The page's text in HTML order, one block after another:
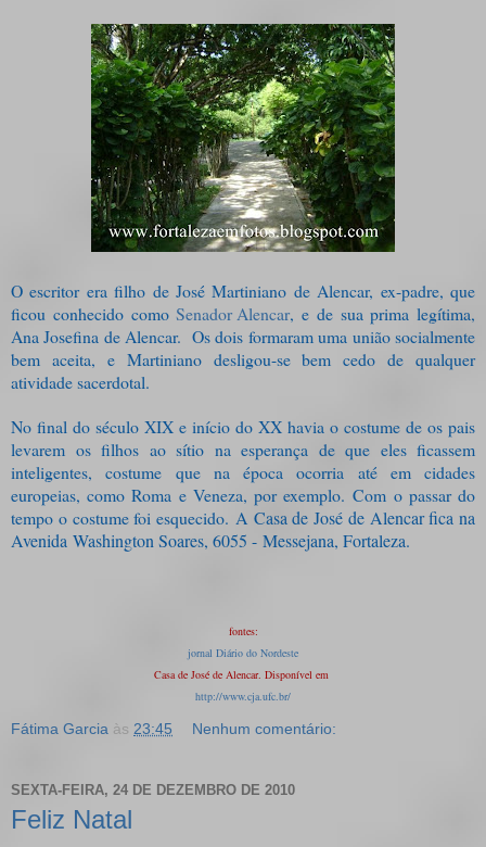
O escritor era filho de José Martiniano de Alencar, ex-padre, que
ficou conhecido comoSenador Alencar, e de sua prima legítima,
Ana Josefina de Alencar. Os dois formaram uma união socialmente
bem aceita, e Martiniano desligou-se bem cedo de qualquer
atividade sacerdotal.
No final do século XIX e início do XX havia o costume de os pais
levarem os filhos ao sítio na esperança de que eles ficassem
inteligentes, costume que na época ocorria até em cidades
europeias, como Roma e Veneza, por exemplo.Com o passar do
tempo o costume foi esquecido. A Casa de José de Alencar fica na
Avenida Washington Soares, 6055 - Messejana, Fortaleza.
fontes:
jornal Diário do Nordeste
Casa de José de Alencar. Disponível em
http://www.cja.ufc.br/
Fátima Garcia às 23:45 Nenhum comentário:
SEXTA-FEIRA, 24 DE DEZEMBRO DE 2010
Feliz Natal